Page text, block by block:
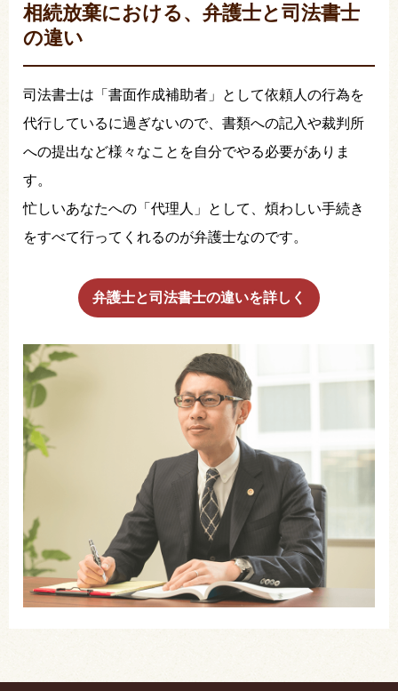
相続放棄における、弁護士と司法書士
の違い
司法書士は「書面作成補助者」として依頼人の行為を
代行しているに過ぎないので、書類への記入や裁判所
への提出など様々なことを自分でやる必要がありま
す。
忙しいあなたへの「代理人」として、煩わしい手続き
をすべて行ってくれるのが弁護士なのです。
弁護士と司法書士の違いを詳しく